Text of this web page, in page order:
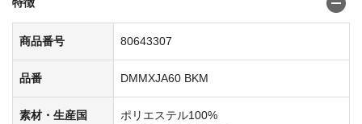
商品番号 80643307
品番 DMMXJA60 BKM
素材・生産国
ポリエステル100%